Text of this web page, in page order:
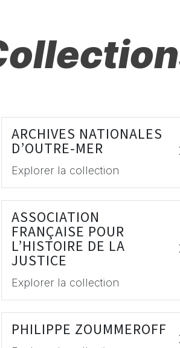
ARCHIVES NATIONALES
D’OUTRE-MER
Explorer la collection
ASSOCIATION
FRANÇAISE POUR
L’HISTOIRE DE LA
JUSTICE
Explorer la collection
PHILIPPE ZOUMMEROFF